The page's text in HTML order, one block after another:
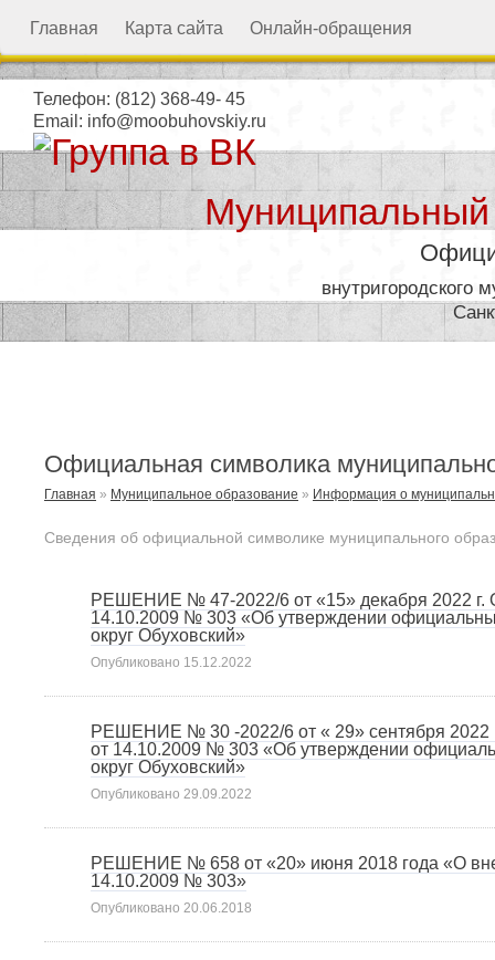
Главная Карта сайта Онлайн-обращения
Телефон: (812) 368-49- 45
Email: info@moobuhovskiy.ru
внутригородского
Официальная символика
Главная » Муниципальное образование » Информация о
Сведения об официальной символике муниципального
РЕШЕНИЕ № 47-2022/6 от «15» декабря 2022
14.10.2009 № 303 «Об утверждении
округ Обуховский»
Опубликовано 15.12.2022
РЕШЕНИЕ № 30 -2022/6 от « 29» сентября
от 14.10.2009 № 303 «Об утверждении
округ Обуховский»
Опубликовано 29.09.2022
РЕШЕНИЕ № 658 от «20» июня 2018 года «О
14.10.2009 № 303»
Опубликовано 20.06.2018